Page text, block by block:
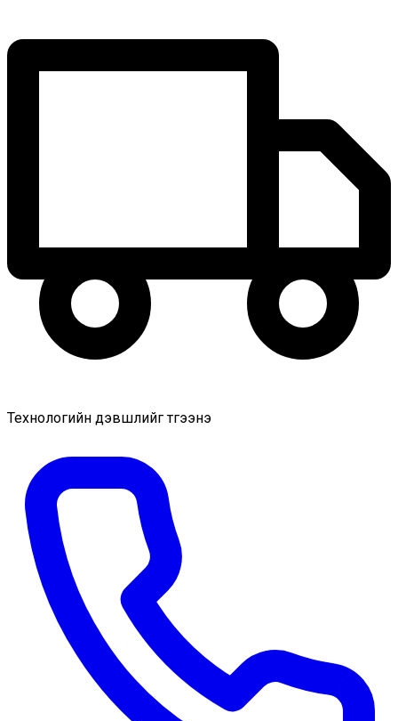
Технологийн дэвшлийг түгээнэ